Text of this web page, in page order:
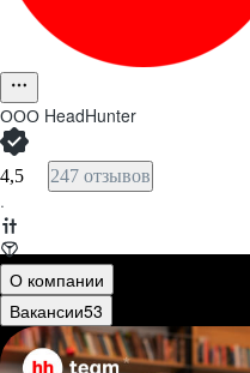
ООО HeadHunter
4,5 247 отзывов
·
О компании
Вакансии53